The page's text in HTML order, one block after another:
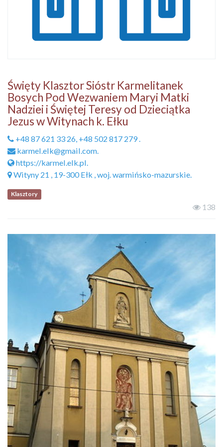
Święty Klasztor Sióstr Karmelitanek
Bosych Pod Wezwaniem Maryi Matki
Nadziei i Świętej Teresy od Dzieciątka
Jezus w Witynach k. Ełku
+48 87 621 33 26, +48 502 817 279 .
karmel.elk@gmail.com.
https://karmel.elk.pl.
Wityny 21 , 19-300 Ełk , woj. warmińsko-mazurskie.
Klasztory
138